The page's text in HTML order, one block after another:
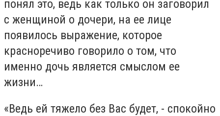
понял это, ведь как только он заговорил
с женщиной о дочери, на ее лице
появилось выражение, которое
красноречиво говорило о том, что
именно дочь является смыслом ее
жизни…
«Ведь ей тяжело без Вас будет, - спокойно